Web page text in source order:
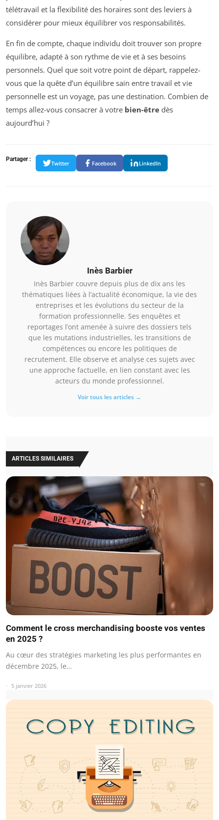
télétravail et la flexibilité des horaires sont des leviers à
considérer pour mieux équilibrer vos responsabilités.
En fin de compte, chaque individu doit trouver son propre
équilibre, adapté à son rythme de vie et à ses besoins
personnels. Quel que soit votre point de départ, rappelez-
vous que la quête d’un équilibre sain entre travail et vie
personnelle est un voyage, pas une destination. Combien de
temps allez-vous consacrer à votre bien-être dès
aujourd’hui ?
Partager :
Twitter Facebook LinkedIn
Inès Barbier
Inès Barbier couvre depuis plus de dix ans les
thématiques liées à l’actualité économique, la vie des
entreprises et les évolutions du secteur de la
formation professionnelle. Ses enquêtes et
reportages l’ont amenée à suivre des dossiers tels
que les mutations industrielles, les transitions de
compétences ou encore les politiques de
recrutement. Elle observe et analyse ces sujets avec
une approche factuelle, en lien constant avec les
acteurs du monde professionnel.
Voir tous les articles →
ARTICLES SIMILAIRES
Comment le cross merchandising booste vos ventes
en 2025 ?
Au cœur des stratégies marketing les plus performantes en
décembre 2025, le…
5 janvier 2026